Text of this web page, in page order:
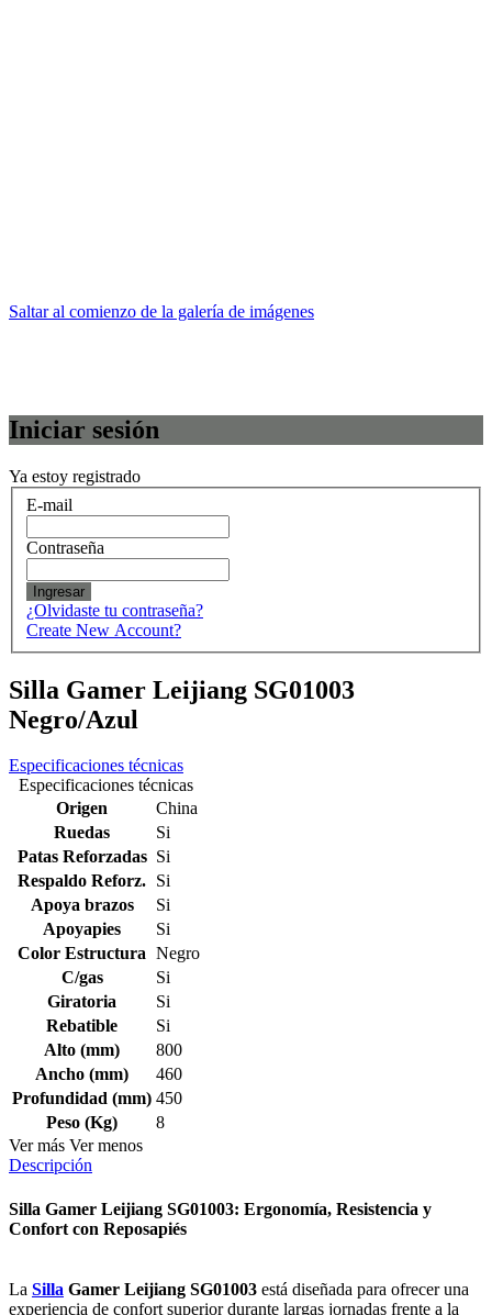
Saltar al comienzo de la galería de imágenes
Iniciar sesión
Ya estoy registrado
E-mail
Contraseña
Ingresar
¿Olvidaste tu contraseña?
Create New Account?
Silla Gamer Leijiang SG01003
Negro/Azul
Especificaciones técnicas
Especificaciones técnicas
Origen
China
Ruedas
Si
Patas Reforzadas Si
Respaldo Reforz. Si
Apoya brazos
Si
Apoyapies
Si
Color Estructura Negro
C/gas
Si
Giratoria
Si
Rebatible
Si
Alto (mm)
800
Ancho (mm)
460
Profundidad (mm) 450
Peso (Kg)
8
Ver más Ver menos
Descripción
Silla Gamer Leijiang SG01003: Ergonomía, Resistencia y
Confort con Reposapiés
La Silla Gamer Leijiang SG01003 está diseñada para ofrecer una
experiencia de confort superior durante largas jornadas frente a la